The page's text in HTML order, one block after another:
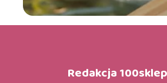
Redakcja